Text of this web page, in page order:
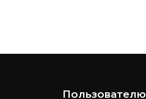
Пользователю